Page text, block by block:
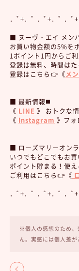
．ﾟ+．ﾟ ．ﾟ+．ﾟ ．ﾟ
■ ヌーヴ・エイ メン
お買い物金額の5%を
1ポイント1円からご
登録は無料、時間は
登録はこちら👉《メ
■ 最新情報◼️
《 LINE 》 おトクな
《 Instagram 》フ
■ ローズマリーオン
いつでもどこでもお
ポイント貯まる！使え
ご利用はこちら👉《
．ﾟ+．ﾟ ．ﾟ+．ﾟ ．ﾟ
※個人の感想のため、
ん。実感には個人差が